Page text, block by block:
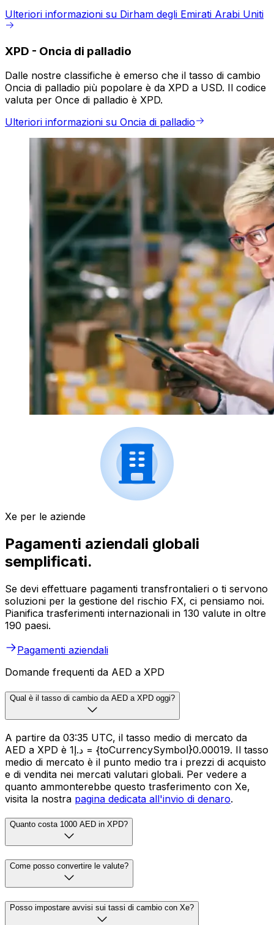
Ulteriori informazioni su Dirham degli Emirati Arabi Uniti
XPD - Oncia di palladio
Dalle nostre classifiche è emerso che il tasso di cambio
Oncia di palladio più popolare è da XPD a USD. Il codice
valuta per Once di palladio è XPD.
Ulteriori informazioni su Oncia di palladio
Xe per le aziende
Pagamenti aziendali globali
semplificati.
Se devi effettuare pagamenti transfrontalieri o ti servono
soluzioni per la gestione del rischio FX, ci pensiamo noi.
Pianifica trasferimenti internazionali in 130 valute in oltre
190 paesi.
Pagamenti aziendali
Domande frequenti da AED a XPD
Qual è il tasso di cambio da AED a XPD oggi?
A partire da 03:35 UTC, il tasso medio di mercato da
AED a XPD è د.إ1 = {toCurrencySymbol}0.00019. Il tasso
medio di mercato è il punto medio tra i prezzi di acquisto
e di vendita nei mercati valutari globali. Per vedere a
quanto ammonterebbe questo trasferimento con Xe,
visita la nostra pagina dedicata all'invio di denaro.
Quanto costa 1000 AED in XPD?
Come posso convertire le valute?
Posso impostare avvisi sui tassi di cambio con Xe?